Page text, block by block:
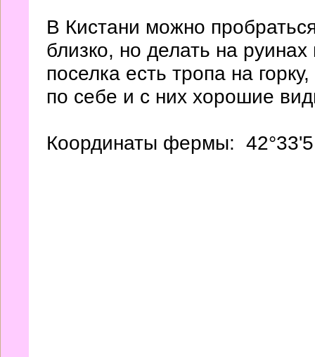
В Кистани можно
близко, но делать на
поселка есть тропа на
по себе и с них хорошие
Координаты фермы: